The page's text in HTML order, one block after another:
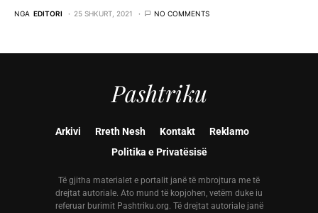
NGA EDITORI 25 SHKURT, 2021 NO COMMENTS
Pashtriku
Arkivi Rreth Nesh Kontakt
Reklamo
Politika e Privatësisë
Të gjitha materialet e portalit janë të mbrojtura me të
drejtat autoriale. Ato mund të kopjohen, vetëm duke iu
referuar burimit Pashtriku.org. Të drejtat autoriale janë